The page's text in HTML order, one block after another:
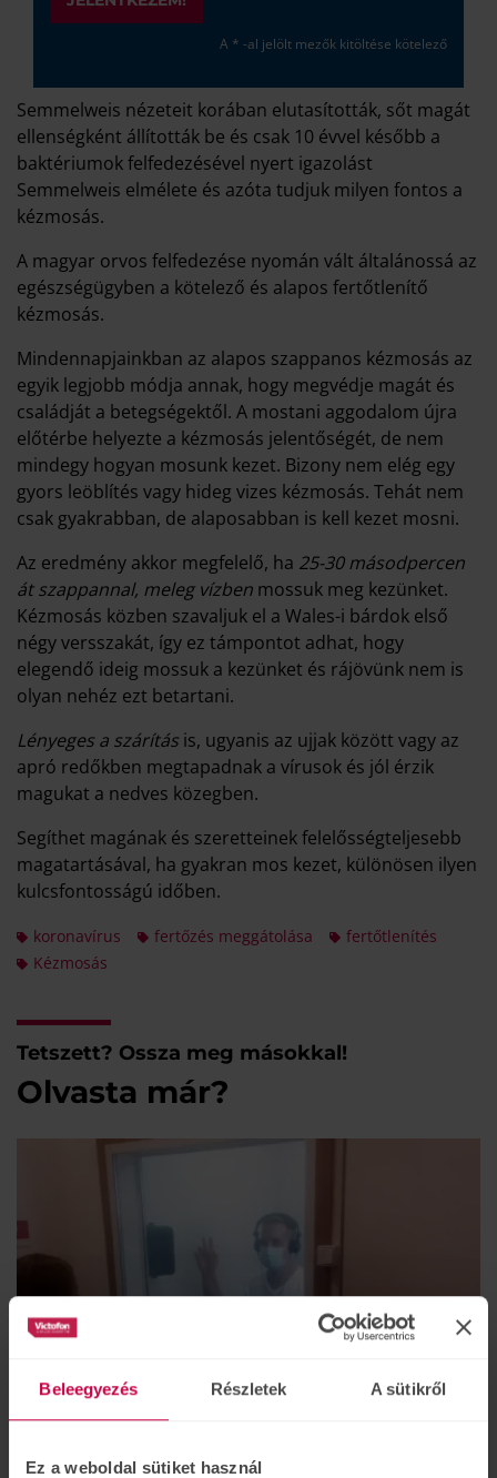
Beleegyezés Részletek A sütikről
Ez a weboldal sütiket használ
A * -al jelölt mezők kitöltése kötelező
Semmelweis nézeteit korában elutasították, sőt magát
ellenségként állították be és csak 10 évvel később a
baktériumok felfedezésével nyert igazolást
Semmelweis elmélete és azóta tudjuk milyen fontos a
kézmosás.
A magyar orvos felfedezése nyomán vált általánossá az
egészségügyben a kötelező és alapos fertőtlenítő
kézmosás.
Mindennapjainkban az alapos szappanos kézmosás az
egyik legjobb módja annak, hogy megvédje magát és
családját a betegségektől. A mostani aggodalom újra
előtérbe helyezte a kézmosás jelentőségét, de nem
mindegy hogyan mosunk kezet. Bizony nem elég egy
gyors leöblítés vagy hideg vizes kézmosás. Tehát nem
csak gyakrabban, de alaposabban is kell kezet mosni.
Az eredmény akkor megfelelő, ha 25-30 másodpercen
át szappannal, meleg vízben mossuk meg kezünket.
Kézmosás közben szavaljuk el a Wales-i bárdok első
négy versszakát, így ez támpontot adhat, hogy
elegendő ideig mossuk a kezünket és rájövünk nem is
olyan nehéz ezt betartani.
Lényeges a szárítás is, ugyanis az ujjak között vagy az
apró redőkben megtapadnak a vírusok és jól érzik
magukat a nedves közegben.
Segíthet magának és szeretteinek felelősségteljesebb
magatartásával, ha gyakran mos kezet, különösen ilyen
kulcsfontosságú időben.
koronavírus fertőzés meggátolása
fertőtlenítés
Kézmosás
Tetszett? Ossza meg másokkal!
Olvasta már?